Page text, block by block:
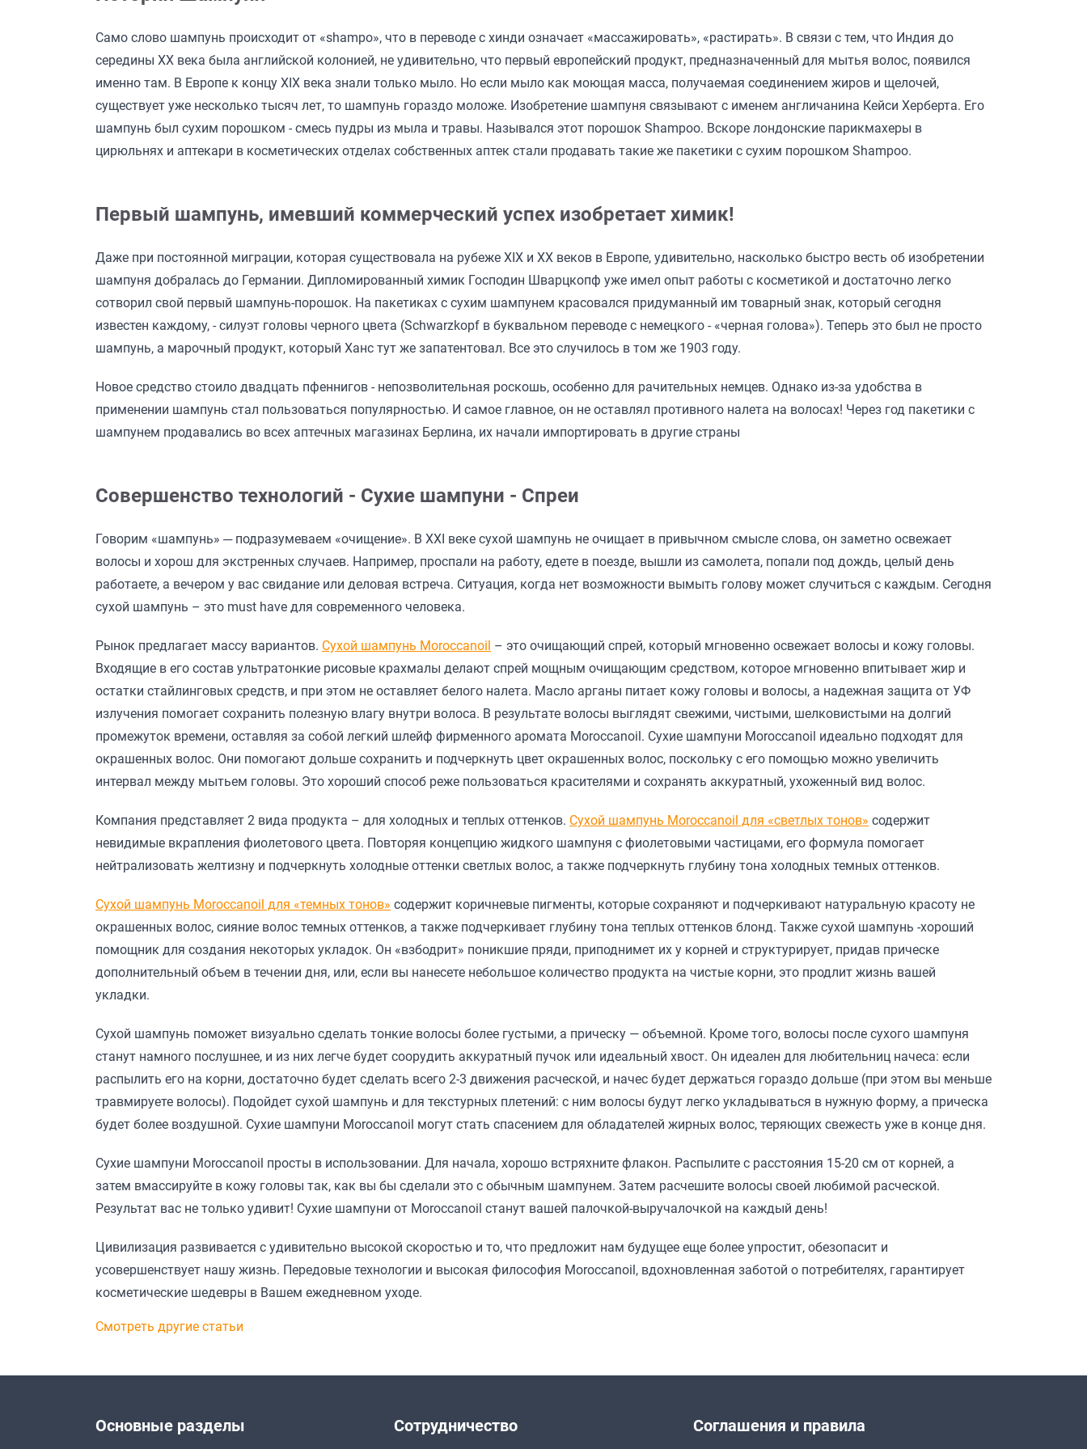
Само слово шампунь происходит от «shampo», что в переводе с хинди означает «массажировать», «растирать». В связи с тем, что Индия до
середины XX века была английской колонией, не удивительно, что первый европейский продукт, предназначенный для мытья волос, появился
именно там. В Европе к концу XIX века знали только мыло. Но если мыло как моющая масса, получаемая соединением жиров и щелочей,
существует уже несколько тысяч лет, то шампунь гораздо моложе. Изобретение шампуня связывают с именем англичанина Кейси Херберта. Его
шампунь был сухим порошком - смесь пудры из мыла и травы. Назывался этот порошок Shampoo. Вскоре лондонские парикмахеры в
цирюльнях и аптекари в косметических отделах собственных аптек стали продавать такие же пакетики с сухим порошком Shampoo.
Первый шампунь, имевший коммерческий успех изобретает химик!
Даже при постоянной миграции, которая существовала на рубеже XIX и XX веков в Европе, удивительно, насколько быстро весть об изобретении
шампуня добралась до Германии. Дипломированный химик Господин Шварцкопф уже имел опыт работы с косметикой и достаточно легко
сотворил свой первый шампунь-порошок. На пакетиках с сухим шампунем красовался придуманный им товарный знак, который сегодня
известен каждому, - силуэт головы черного цвета (Schwarzkopf в буквальном переводе с немецкого - «черная голова»). Теперь это был не просто
шампунь, а марочный продукт, который Ханс тут же запатентовал. Все это случилось в том же 1903 году.
Новое средство стоило двадцать пфеннигов - непозволительная роскошь, особенно для рачительных немцев. Однако из-за удобства в
применении шампунь стал пользоваться популярностью. И самое главное, он не оставлял противного налета на волосах! Через год пакетики с
шампунем продавались во всех аптечных магазинах Берлина, их начали импортировать в другие страны
Совершенство технологий - Сухие шампуни - Спреи
Говорим «шампунь» ─ подразумеваем «очищение». В XXI веке сухой шампунь не очищает в привычном смысле слова, он заметно освежает
волосы и хорош для экстренных случаев. Например, проспали на работу, едете в поезде, вышли из самолета, попали под дождь, целый день
работаете, а вечером у вас свидание или деловая встреча. Ситуация, когда нет возможности вымыть голову может случиться с каждым. Сегодня
сухой шампунь – это must have для современного человека.
Рынок предлагает массу вариантов. Сухой шампунь Moroccanoil – это очищающий спрей, который мгновенно освежает волосы и кожу головы.
Входящие в его состав ультратонкие рисовые крахмалы делают спрей мощным очищающим средством, которое мгновенно впитывает жир и
остатки стайлинговых средств, и при этом не оставляет белого налета. Масло арганы питает кожу головы и волосы, а надежная защита от УФ
излучения помогает сохранить полезную влагу внутри волоса. В результате волосы выглядят свежими, чистыми, шелковистыми на долгий
промежуток времени, оставляя за собой легкий шлейф фирменного аромата Moroccanoil. Сухие шампуни Moroccanoil идеально подходят для
окрашенных волос. Они помогают дольше сохранить и подчеркнуть цвет окрашенных волос, поскольку с его помощью можно увеличить
интервал между мытьем головы. Это хороший способ реже пользоваться красителями и сохранять аккуратный, ухоженный вид волос.
Компания представляет 2 вида продукта – для холодных и теплых оттенков. Сухой шампунь Moroccanoil для «светлых тонов» содержит
невидимые вкрапления фиолетового цвета. Повторяя концепцию жидкого шампуня с фиолетовыми частицами, его формула помогает
нейтрализовать желтизну и подчеркнуть холодные оттенки светлых волос, а также подчеркнуть глубину тона холодных темных оттенков.
Сухой шампунь Moroccanoil для «темных тонов» содержит коричневые пигменты, которые сохраняют и подчеркивают натуральную красоту не
окрашенных волос, сияние волос темных оттенков, а также подчеркивает глубину тона теплых оттенков блонд. Также сухой шампунь -хороший
помощник для создания некоторых укладок. Он «взбодрит» поникшие пряди, приподнимет их у корней и структурирует, придав прическе
дополнительный объем в течении дня, или, если вы нанесете небольшое количество продукта на чистые корни, это продлит жизнь вашей
укладки.
Сухой шампунь поможет визуально сделать тонкие волосы более густыми, а прическу — объемной. Кроме того, волосы после сухого шампуня
станут намного послушнее, и из них легче будет соорудить аккуратный пучок или идеальный хвост. Он идеален для любительниц начеса: если
распылить его на корни, достаточно будет сделать всего 2-3 движения расческой, и начес будет держаться гораздо дольше (при этом вы меньше
травмируете волосы). Подойдет сухой шампунь и для текстурных плетений: с ним волосы будут легко укладываться в нужную форму, а прическа
будет более воздушной. Сухие шампуни Moroccanoil могут стать спасением для обладателей жирных волос, теряющих свежесть уже в конце дня.
Сухие шампуни Moroccanoil просты в использовании. Для начала, хорошо встряхните флакон. Распылите с расстояния 15-20 см от корней, а
затем вмассируйте в кожу головы так, как вы бы сделали это с обычным шампунем. Затем расчешите волосы своей любимой расческой.
Результат вас не только удивит! Сухие шампуни от Moroccanoil станут вашей палочкой-выручалочкой на каждый день!
Цивилизация развивается с удивительно высокой скоростью и то, что предложит нам будущее еще более упростит, обезопасит и
усовершенствует нашу жизнь. Передовые технологии и высокая философия Moroccanoil, вдохновленная заботой о потребителях, гарантирует
косметические шедевры в Вашем ежедневном уходе.
Смотреть другие статьи
Основные разделы Сотрудничество Соглашения и правила